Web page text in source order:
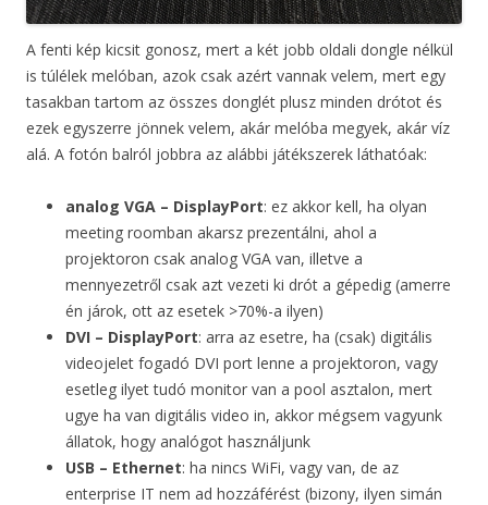
A fenti kép kicsit gonosz, mert a két jobb oldali dongle nélkül
is túlélek melóban, azok csak azért vannak velem, mert egy
tasakban tartom az összes donglét plusz minden drótot és
ezek egyszerre jönnek velem, akár melóba megyek, akár víz
alá. A fotón balról jobbra az alábbi játékszerek láthatóak:
analog VGA – DisplayPort: ez akkor kell, ha olyan
meeting roomban akarsz prezentálni, ahol a
projektoron csak analog VGA van, illetve a
mennyezetről csak azt vezeti ki drót a gépedig (amerre
én járok, ott az esetek >70%-a ilyen)
DVI – DisplayPort: arra az esetre, ha (csak) digitális
videojelet fogadó DVI port lenne a projektoron, vagy
esetleg ilyet tudó monitor van a pool asztalon, mert
ugye ha van digitális video in, akkor mégsem vagyunk
állatok, hogy analógot használjunk
USB – Ethernet: ha nincs WiFi, vagy van, de az
enterprise IT nem ad hozzáférést (bizony, ilyen simán